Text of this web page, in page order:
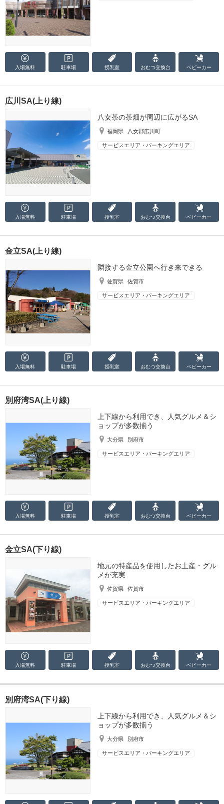
入場無料 駐車場 授乳室 おむつ交換台 ベビーカー
広川SA(上り線)
八女茶の茶畑が周辺に広がるSA
福岡県 八女郡広川町
サービスエリア・パーキングエリア
入場無料 駐車場 授乳室 おむつ交換台 ベビーカー
金立SA(上り線)
隣接する金立公園へ行き来できる
佐賀県 佐賀市
サービスエリア・パーキングエリア
入場無料 駐車場 授乳室 おむつ交換台 ベビーカー
別府湾SA(上り線)
上下線から利用でき、人気グルメ＆シ
ョップが多数揃う
大分県 別府市
サービスエリア・パーキングエリア
入場無料 駐車場 授乳室 おむつ交換台 ベビーカー
金立SA(下り線)
地元の特産品を使用したお土産・グル
メが充実
佐賀県 佐賀市
サービスエリア・パーキングエリア
入場無料 駐車場 授乳室 おむつ交換台 ベビーカー
別府湾SA(下り線)
上下線から利用でき、人気グルメ＆シ
ョップが多数揃う
大分県 別府市
サービスエリア・パーキングエリア